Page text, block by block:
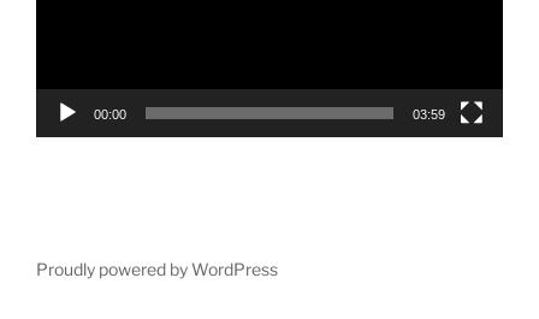
00:00 03:59
Proudly powered by WordPress